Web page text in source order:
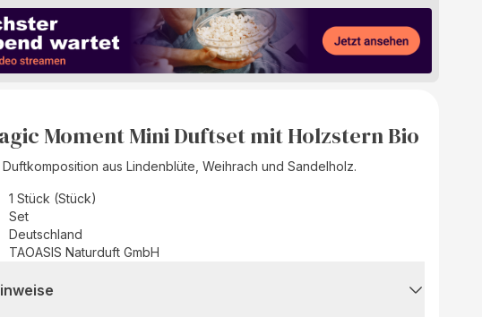
Moment Mini Duftset mit Holzstern Bio
aus Lindenblüte, Weihrach und Sandelholz.
1 Stück (Stück)
Set
Deutschland
TAOASIS Naturduft GmbH